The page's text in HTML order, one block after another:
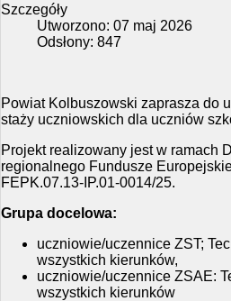
Szczegóły
Utworzono: 07 maj 2026
Odsłony: 847
Powiat Kolbuszowski zaprasza do
staży uczniowskich dla uczniów
Projekt realizowany jest w ramach
regionalnego Fundusze
FEPK.07.13-IP.01-0014/25.
Grupa docelowa:
uczniowie/uczennice ZST;
wszystkich kierunków,
uczniowie/uczennice ZSAE:
wszystkich kierunków